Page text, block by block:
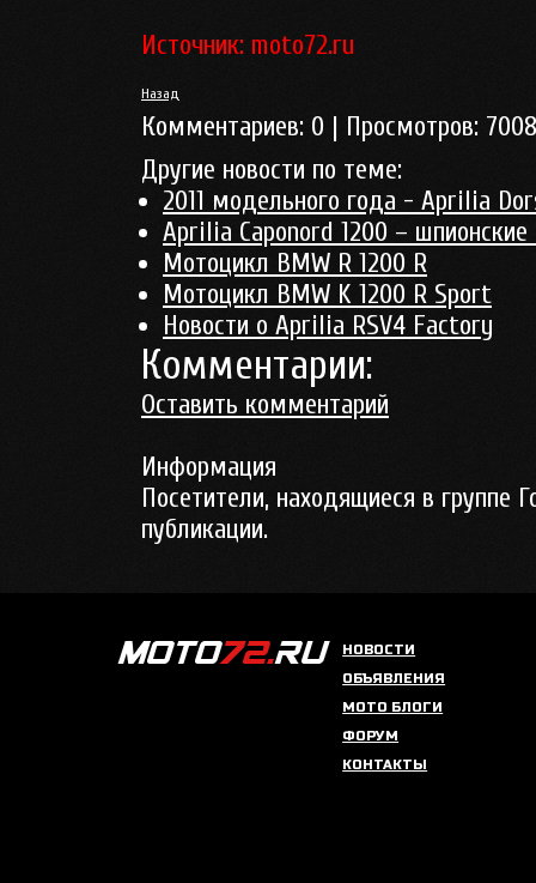
Источник: moto72.ru
Назад
Комментариев: 0 | Просмотров: 7008
Другие новости по теме:
2011 модельного года - Aprilia
Aprilia Caponord 1200 –
Мотоцикл BMW R 1200 R
Мотоцикл BMW K 1200 R Sport
Новости о Aprilia RSV4 Factory
Комментарии:
Оставить комментарий
Информация
Посетители, находящиеся в группе
публикации.
НОВОСТИ
ОБЪЯВЛЕНИЯ
МОТО БЛОГИ
ФОРУМ
КОНТАКТЫ